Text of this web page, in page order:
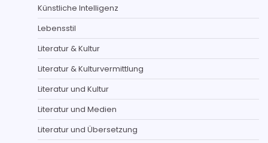
Künstliche Intelligenz
Lebensstil
Literatur & Kultur
Literatur & Kulturvermittlung
Literatur und Kultur
Literatur und Medien
Literatur und Übersetzung